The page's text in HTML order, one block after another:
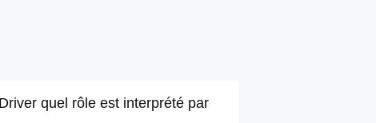
quel rôle est interprété par